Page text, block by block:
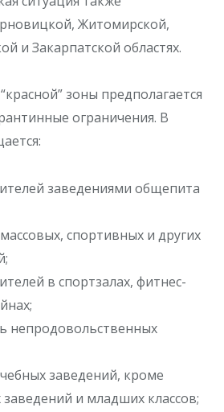
Житомирской,
и Закарпатской областях.
зоны предполагается
ограничения. В
заведениями общепита
спортивных и других
в спортзалах, фитнес-
непродовольственных
заведений, кроме
и младших классов;